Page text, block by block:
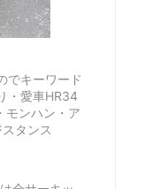
でキーワード
・愛車HR34
モンハン・ア
タンス